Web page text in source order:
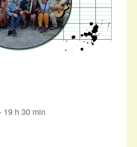
19 h 30 min